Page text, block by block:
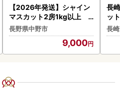
【2026年発送】シャイン
マスカット2房1kg以上 J
A中野市から直送【配送不
可地域：離島】【127245
長野県中野市
9,000
長
ッ
ー
月
長